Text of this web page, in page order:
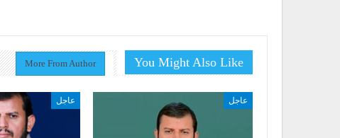
You Might Also Like
More From Author
عاجل عاجل